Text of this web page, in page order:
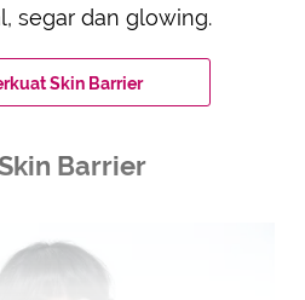
segar dan glowing.
Skin Barrier
Barrier